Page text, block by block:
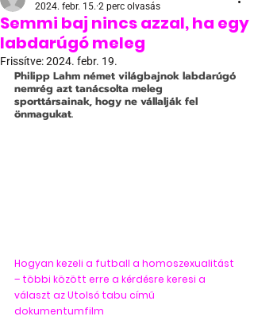
Semmi baj nincs azzal, ha egy
labdarúgó meleg
2024. febr. 15. 2 perc olvasás
Frissítve:2024. febr. 19.
Philipp Lahm német világbajnok labdarúgó
nemrég azt tanácsolta meleg
sporttársainak, hogy ne vállalják fel
önmagukat.
Hogyan kezeli a futball a homoszexualitást
– többi között erre a kérdésre keresi a
választ az Utolsó tabu című
dokumentumfilm